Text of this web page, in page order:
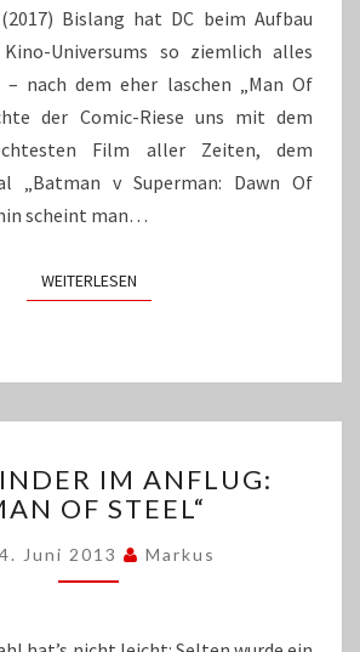
Bislang hat DC beim Aufbau
Universums so ziemlich alles
nach dem eher laschen „Man Of
der Comic-Riese uns mit dem
Film aller Zeiten, dem
„Batman v Superman: Dawn Of
scheint man…
WEITERLESENWEITERLESEN
IM
ANFLUG:
OF
STEEL“
IM ANFLUG:
OF STEEL“
Juni 2013 Markus